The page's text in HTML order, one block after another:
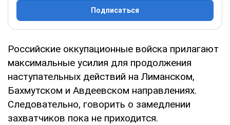
Подписаться
Российские оккупационные войска прилагают
максимальные усилия для продолжения
наступательных действий на Лиманском,
Бахмутском и Авдеевском направлениях.
Следовательно, говорить о замедлении
захватчиков пока не приходится.